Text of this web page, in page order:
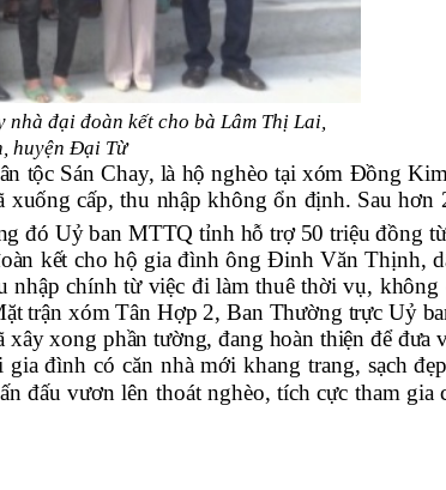
đại đoàn kết cho bà Lâm Thị Lai,
huyện Đại Từ
tộc Sán Chay, là hộ nghèo tại xóm Đồng
cấp, thu nhập không ổn định. Sau
đó Uỷ ban MTTQ tỉnh hỗ trợ 50 triệu đồng
kết cho hộ gia đình ông Đinh Văn Thịnh,
chính từ việc đi làm thuê thời vụ,
trận xóm Tân Hợp 2, Ban Thường trực Uỷ
xong phần tường, đang hoàn thiện để đưa
đình có căn nhà mới khang trang, sạch
vươn lên thoát nghèo, tích cực tham gia